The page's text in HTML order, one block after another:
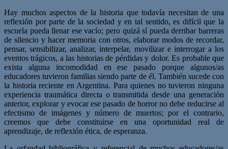
Hay muchos aspectos de la historia que todavía necesitan de una
reflexión por parte de la sociedad y en tal sentido, es difícil que la
escuela pueda llenar ese vacío; pero quizá sí pueda derribar barreras
de silencio y hacer memoria con otros, elaborar modos de recordar,
pensar, sensibilizar, analizar, interpelar, movilizar e interrogar a los
eventos trágicos, a las historias de pérdidas y dolor. Es probable que
exista alguna incomodidad en ese pasado porque algunos/as
educadores tuvieron familias siendo parte de él. También sucede con
la historia reciente en Argentina. Para quienes no tuvieron ninguna
experiencia traumática directa o transmitida desde una generación
anterior, explorar y evocar ese pasado de horror no debe reducirse al
efectismo de imágenes y número de muertos; por el contrario,
creemos que debe constituirse en una oportunidad real de
aprendizaje, de reflexión ética, de esperanza.